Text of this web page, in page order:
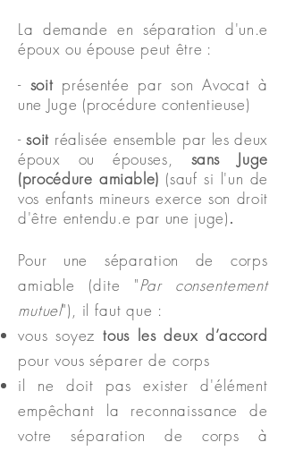
La demande en séparation d'un.e
époux ou épouse peut être :
- soit présentée par son Avocat à
une Juge (procédure contentieuse)
-soit réalisée ensemble par les deux
époux ou épouses, sans Juge
(procédure amiable) (sauf si l'un de
vos enfants mineurs exerce son droit
d'être entendu.e par une juge).
Pour une séparation de corps
amiable (dite "Par consentement
mutuel"), il fautque :
vous soyez tous les deux d’accord
pour vous séparer de corps
il ne doit pas exister d'élément
empêchant la reconnaissance de
votre séparation de corps à